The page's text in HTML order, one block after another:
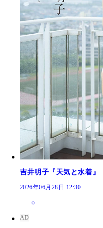
吉井明子『天気と水着』
2026年06月28日 12:30